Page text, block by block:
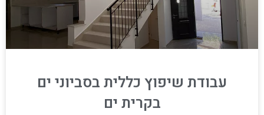
עבודת שיפוץ כללית בסביוני ים
בקרית ים